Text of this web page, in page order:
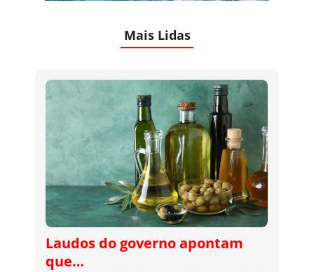
Mais Lidas
Laudos do governo apontam
que…